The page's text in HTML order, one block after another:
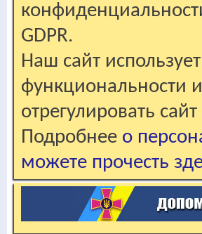
GDPR.
Наш сайт
функциональности
отрегулировать
Подробнее о
можете прочесть